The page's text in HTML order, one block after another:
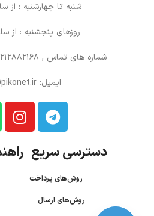
شنبه تا چهارشنبه : از ساعت 9
روزهای پنجشنبه : از ساعت 9
شماره های تماس , 09212882168 , 09352266546
ایمیل: info@pikonet.ir
دسترسی سریع
روش‌های پرداخت
روش‌های ارسال